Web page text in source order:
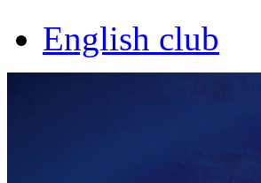
English club